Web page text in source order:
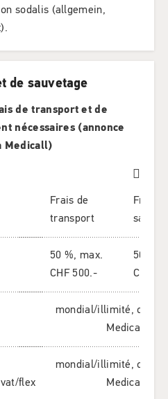
sodalis (allgemein,
de sauvetage
de transport et de
nécessaires (annonce
Medicall)
Frais de
transport
Frais
50 %, max.
CHF 500.-
50 %,
CHF
mondial/illimité,
Medicall
flex
mondial/illimité,
Medicall